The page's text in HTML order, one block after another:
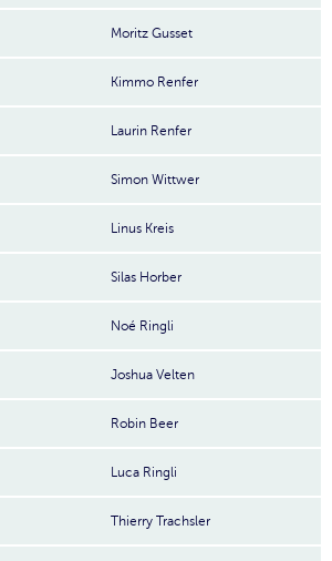
Moritz Gusset
Kimmo Renfer
Laurin Renfer
Simon Wittwer
Linus Kreis
Silas Horber
Noé Ringli
Joshua Velten
Robin Beer
Luca Ringli
Thierry Trachsler